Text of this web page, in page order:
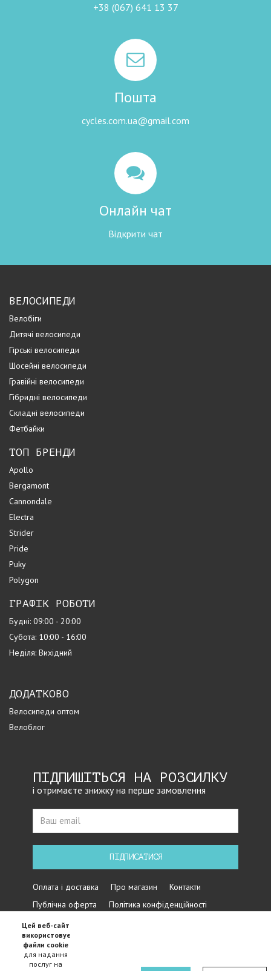
+38 (067) 641 13 37
Пошта
cycles.com.ua@gmail.com
Онлайн чат
Відкрити чат
ВЕЛОСИПЕДИ
Велобіги
Дитячі велосипеди
Гірські велосипеди
Шосейні велосипеди
Гравійні велосипеди
Гібридні велосипеди
Складні велосипеди
Фетбайки
ТОП БРЕНДИ
Apollo
Bergamont
Cannondale
Electra
Strider
Pride
Puky
Polygon
ГРАФІК РОБОТИ
Будні: 09:00 - 20:00
Субота: 10:00 - 16:00
Неділя: Вихідний
ДОДАТКОВО
Велосипеди оптом
Велоблог
ПІДПИШІТЬСЯ НА РОЗСИЛКУ
і отримаєте знижку на перше замовлення
ПІДПИСАТИСЯ
Оплата і доставка Про магазин
Контакти
Публічна оферта
Політика конфіденційності
Цей веб-сайт
використовує
файли cookie
для надання
послуг на